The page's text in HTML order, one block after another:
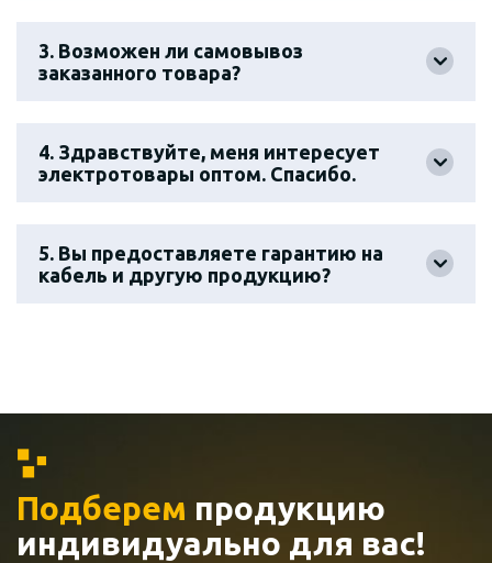
3. Возможен ли самовывоз
заказанного товара?
4. Здравствуйте, меня интересует
электротовары оптом. Спасибо.
5. Вы предоставляете гарантию на
кабель и другую продукцию?
Подберем продукцию
индивидуально для вас!